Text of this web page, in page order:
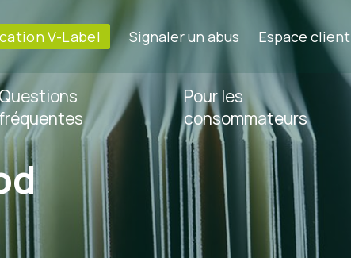
V-Label Signaler un abus Espace client
Pour les
consommateurs